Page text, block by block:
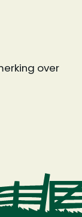
over